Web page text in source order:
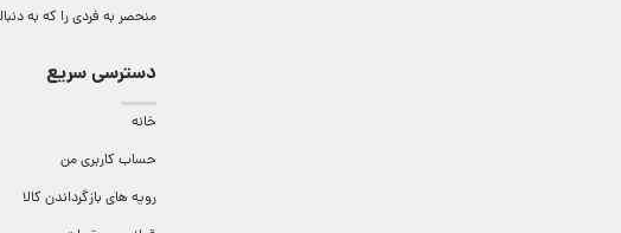
منحصر به فردی را که به
دسترسی سریع
خانه
حساب کاربری من
رویه های بازگرداندن کالا